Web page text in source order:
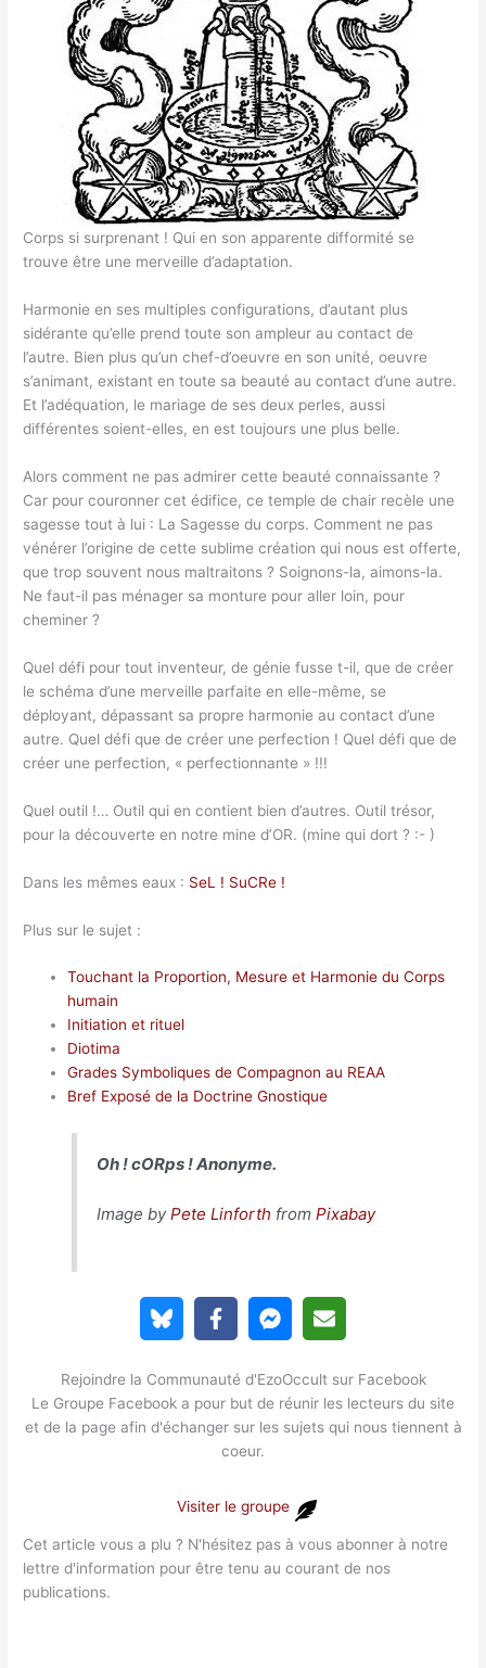
Corps si surprenant ! Qui en son apparente difformité se
trouve être une merveille d’adaptation.
Harmonie en ses multiples configurations, d’autant plus
sidérante qu’elle prend toute son ampleur au contact de
l’autre. Bien plus qu’un chef-d’oeuvre en son unité, oeuvre
s’animant, existant en toute sa beauté au contact d’une autre.
Et l’adéquation, le mariage de ses deux perles, aussi
différentes soient-elles, en est toujours une plus belle.
Alors comment ne pas admirer cette beauté connaissante ?
Car pour couronner cet édifice, ce temple de chair recèle une
sagesse tout à lui : La Sagesse du corps. Comment ne pas
vénérer l’origine de cette sublime création qui nous est offerte,
que trop souvent nous maltraitons ? Soignons-la, aimons-la.
Ne faut-il pas ménager sa monture pour aller loin, pour
cheminer ?
Quel défi pour tout inventeur, de génie fusse t-il, que de créer
le schéma d’une merveille parfaite en elle-même, se
déployant, dépassant sa propre harmonie au contact d’une
autre. Quel défi que de créer une perfection ! Quel défi que de
créer une perfection, « perfectionnante » !!!
Quel outil !… Outil qui en contient bien d’autres. Outil trésor,
pour la découverte en notre mine d’OR. (mine qui dort ? :- )
Dans les mêmes eaux : SeL ! SuCRe !
Plus sur le sujet :
Touchant la Proportion, Mesure et Harmonie du Corps
humain
Initiation et rituel
Diotima
Grades Symboliques de Compagnon au REAA
Bref Exposé de la Doctrine Gnostique
Oh ! cORps ! Anonyme.
Image byPete Linforth fromPixabay
Rejoindre la Communauté d'EzoOccult sur Facebook
Le Groupe Facebook a pour but de réunir les lecteurs du site
et de la page afin d'échanger sur les sujets qui nous tiennent à
coeur.
Visiter le groupe
Cet article vous a plu ? N'hésitez pas à vous abonner à notre
lettre d'information pour être tenu au courant de nos
publications.